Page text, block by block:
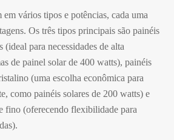
em vários tipos e potências, cada uma
Os três tipos principais são painéis
(ideal para necessidades de alta
de painel solar de 400 watts), painéis
(uma escolha econômica para
como painéis solares de 200 watts) e
fino (oferecendo flexibilidade para